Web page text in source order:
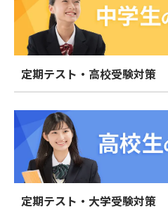
定期テスト・高校受験対策
定期テスト・大学受験対策